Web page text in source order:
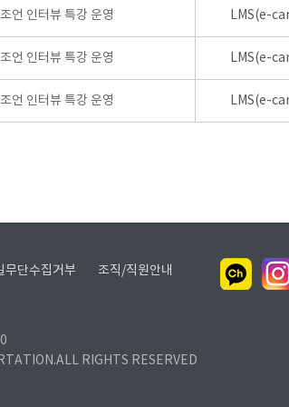
언 인터뷰 특강 운영 LMS(e-
언 인터뷰 특강 운영 LMS(e-
언 인터뷰 특강 운영 LMS(e-
무단수집거부 조직/직원안내
RIGHTS RESERVED